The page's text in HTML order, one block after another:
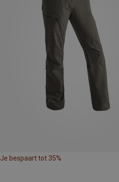
Je bespaart tot 35%